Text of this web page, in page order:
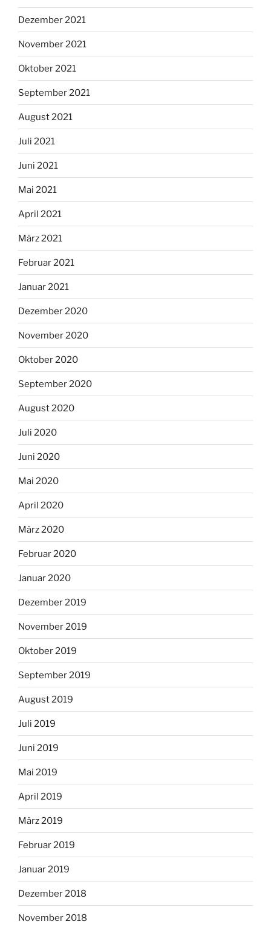
Dezember 2021
November 2021
Oktober 2021
September 2021
August 2021
Juli 2021
Juni 2021
Mai 2021
April 2021
März 2021
Februar 2021
Januar 2021
Dezember 2020
November 2020
Oktober 2020
September 2020
August 2020
Juli 2020
Juni 2020
Mai 2020
April 2020
März 2020
Februar 2020
Januar 2020
Dezember 2019
November 2019
Oktober 2019
September 2019
August 2019
Juli 2019
Juni 2019
Mai 2019
April 2019
März 2019
Februar 2019
Januar 2019
Dezember 2018
November 2018